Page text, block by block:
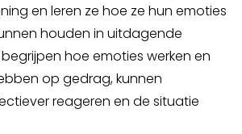
en leren ze hoe ze hun emoties
houden in uitdagende
hoe emoties werken en
op gedrag, kunnen
reageren en de situatie